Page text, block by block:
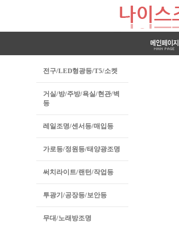
전구/LED형광등/T5/소켓
거실/방/주방/욕실/현관/벽
등
레일조명/센서등/매입등
가로등/정원등/태양광조명
써치라이트/랜턴/작업등
투광기/공장등/보안등
무대/노래방조명